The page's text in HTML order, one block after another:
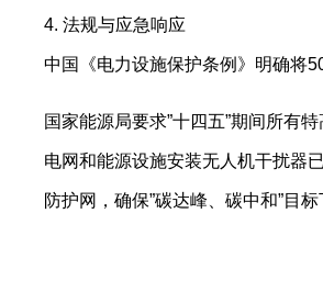
4. 法规与应急响应
中国《电力设施保护条例》明确将
国家能源局要求”十四五”期间所有
电网和能源设施安装无人机干扰器
防护网，确保”碳达峰、碳中和”目